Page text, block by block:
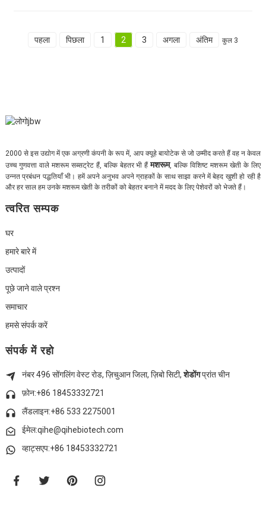
पहला पिछला 1 2 3 अगला अंतिम कुल 3
2000 से इस उद्योग में एक अग्रणी कंपनी के रूप में, आप क्यूहे बायोटेक से जो उम्मीद करते हैं वह न केवल
उच्च गुणवत्ता वाले मशरूम सब्सट्रेट हैं, बल्कि बेहतर भी हैंमशरूम, बल्कि विशिष्ट मशरूम खेती के लिए
उन्नत प्रबंधन पद्धतियाँ भी। हमें अपने अनुभव अपने ग्राहकों के साथ साझा करने में बेहद खुशी हो रही है
और हर साल हम उनके मशरूम खेती के तरीकों को बेहतर बनाने में मदद के लिए पेशेवरों को भेजते हैं।
त्वरित सम्पक
घर
हमारे बारे में
उत्पादों
पूछे जाने वाले प्रश्न
समाचार
हमसे संपर्क करें
संपर्क में रहो
नंबर 496 सोंगलिंग वेस्ट रोड, ज़िचुआन जिला, ज़िबो सिटी,शेडोंगप्रांत चीन
फ़ोन:+86 18453332721
लैंडलाइन:+86 533 2275001
ईमेल:qihe@qihebiotech.com
व्हाट्सएप:+86 18453332721